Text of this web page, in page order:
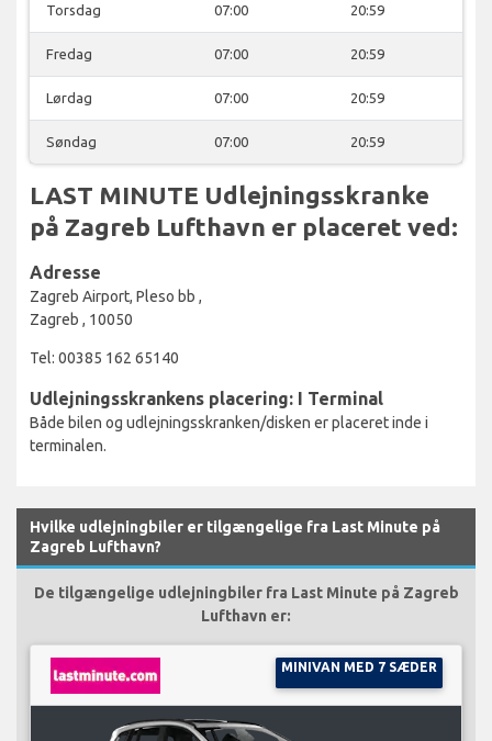
Torsdag 07:00 20:59
Fredag 07:00 20:59
Lørdag 07:00 20:59
Søndag 07:00 20:59
LAST MINUTE Udlejningsskranke
på Zagreb Lufthavn er placeret ved:
Adresse
Zagreb Airport, Pleso bb ,
Zagreb , 10050
Tel: 00385 162 65140
Udlejningsskrankens placering: I Terminal
Både bilen og udlejningsskranken/disken er placeret inde i
terminalen.
Hvilke udlejningbiler er tilgængelige fra Last Minute på
Zagreb Lufthavn?
De tilgængelige udlejningbiler fra Last Minute på Zagreb
Lufthavn er:
MINIVAN MED 7 SÆDER